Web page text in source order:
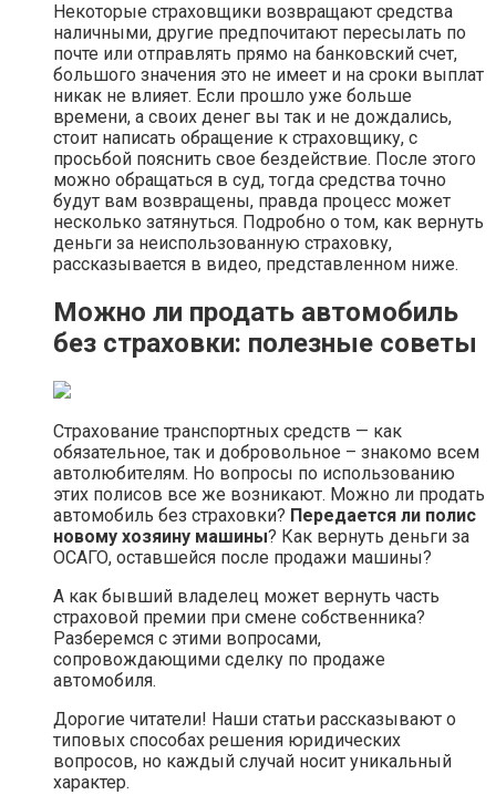
Некоторые страховщики возвращают средства
наличными, другие предпочитают пересылать по
почте или отправлять прямо на банковский счет,
большого значения это не имеет и на сроки выплат
никак не влияет. Если прошло уже больше
времени, а своих денег вы так и не дождались,
стоит написать обращение к страховщику, с
просьбой пояснить свое бездействие. После этого
можно обращаться в суд, тогда средства точно
будут вам возвращены, правда процесс может
несколько затянуться. Подробно о том, как вернуть
деньги за неиспользованную страховку,
рассказывается в видео, представленном ниже.
Можно ли продать автомобиль
без страховки: полезные советы
Страхование транспортных средств — как
обязательное, так и добровольное – знакомо всем
автолюбителям. Но вопросы по использованию
этих полисов все же возникают. Можно ли продать
автомобиль без страховки? Передается ли полис
новому хозяину машины? Как вернуть деньги за
ОСАГО, оставшейся после продажи машины?
А как бывший владелец может вернуть часть
страховой премии при смене собственника?
Разберемся с этими вопросами,
сопровождающими сделку по продаже
автомобиля.
Дорогие читатели! Наши статьи рассказывают о
типовых способах решения юридических
вопросов, но каждый случай носит уникальный
характер.